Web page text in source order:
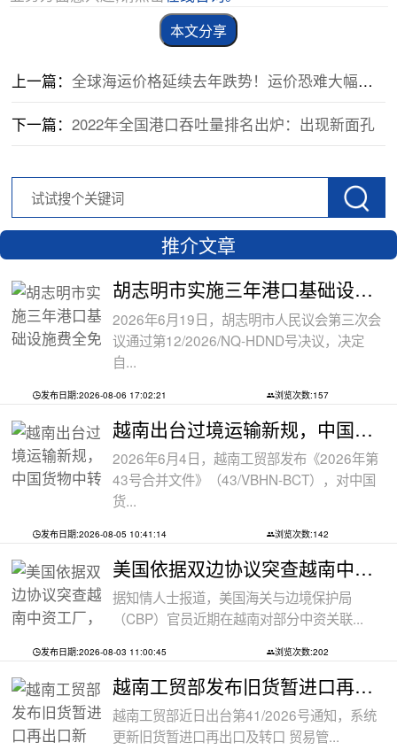
本文分享
上一篇：全球海运价格延续去年跌势！运价恐难大幅上涨
下一篇：2022年全国港口吞吐量排名出炉：出现新面孔
推介文章
胡志明市实施三年港口基础设施费全免政
2026年6月19日，胡志明市人民议会第三次会
议通过第12/2026/NQ-HDND号决议，决定
自...
发布日期:2026-08-06 17:02:21 浏览次数:157
越南出台过境运输新规，中国货物中转通
2026年6月4日，越南工贸部发布《2026年第
43号合并文件》（43/VBHN-BCT），对中国
货...
发布日期:2026-08-05 10:41:14 浏览次数:142
美国依据双边协议突查越南中资工厂，三
据知情人士报道，美国海关与边境保护局
（CBP）官员近期在越南对部分中资关联...
发布日期:2026-08-03 11:00:45 浏览次数:202
越南工贸部发布旧货暂进口再出口新规：
越南工贸部近日出台第41/2026号通知，系统
更新旧货暂进口再出口及转口 贸易管...